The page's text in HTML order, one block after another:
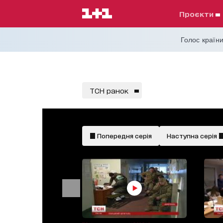
проєкти
Голос
ТСН ранок
Попередня серія Наступна серія